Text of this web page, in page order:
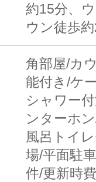
約15分、
ウン徒歩
角部屋/カ
能付き/ケ
シャワー
ンターホ
風呂トイ
場/平面駐
件/更新時